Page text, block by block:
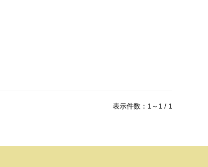
表示件数：1～1 / 1